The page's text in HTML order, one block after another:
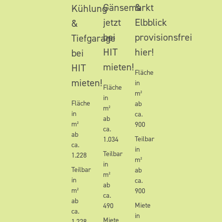
Kühlung
&
Tiefgarage
bei
HIT
mieten!
Fläche
in
m²
ab
ca.
1.228
Teilbar
in
m²
ab
ca.
Gänsemarkt
jetzt
bei
HIT
mieten!
Fläche
in
m²
ab
ca.
1.034
Teilbar
in
m²
ab
ca.
490
&
Elbblick
provisionsfrei
hier!
Fläche
in
m²
ab
ca.
900
Teilbar
in
m²
ab
ca.
900
Miete
in